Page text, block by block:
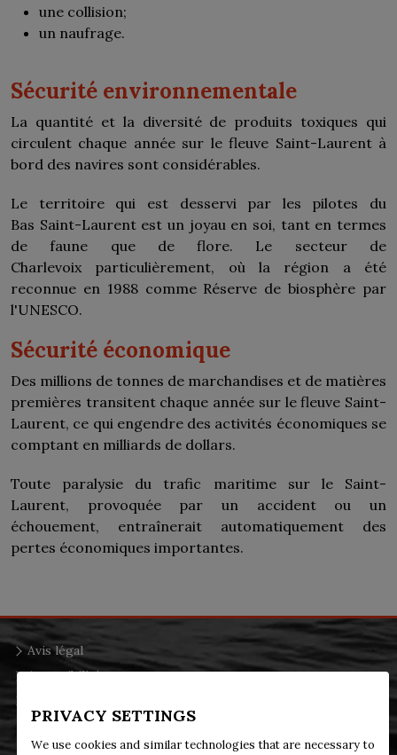
une collision;
un naufrage.
Sécurité environnementale
La quantité et la diversité de produits toxiques qui
circulent chaque année sur le fleuve Saint-Laurent à
bord des navires sont considérables.
Le territoire qui est desservi par les pilotes du
Bas Saint-Laurent est un joyau en soi, tant en termes
de faune que de flore. Le secteur de
Charlevoix particulièrement, où la région a été
reconnue en 1988 comme Réserve de biosphère par
l'UNESCO.
Sécurité économique
Des millions de tonnes de marchandises et de matières
premières transitent chaque année sur le fleuve Saint-
Laurent, ce qui engendre des activités économiques se
comptant en milliards de dollars.
Toute paralysie du trafic maritime sur le Saint-
Laurent, provoquée par un accident ou un
échouement, entraînerait automatiquement des
pertes économiques importantes.
Avis légal
Accessibilité
PRIVACY SETTINGS
We use cookies and similar technologies that are necessary to